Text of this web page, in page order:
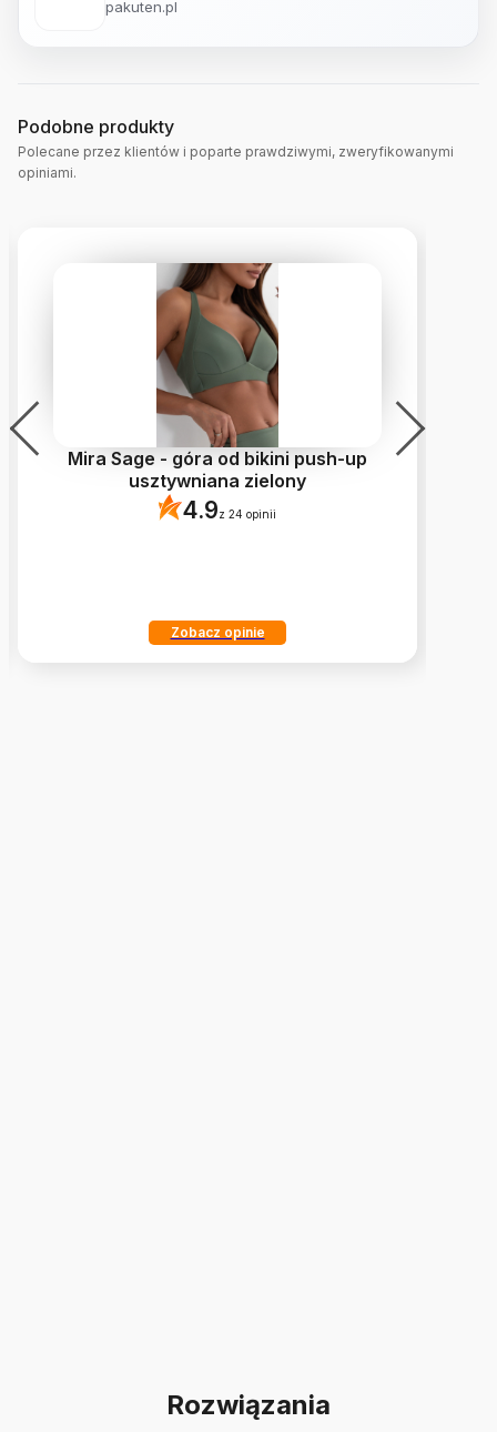
pakuten.pl
Podobne produkty
Polecane przez klientów i poparte prawdziwymi, zweryfikowanymi
opiniami.
Mira Sage - góra od bikini push-up
usztywniana zielony
4.9z 24 opinii
Zobacz opinie
Rozwiązania